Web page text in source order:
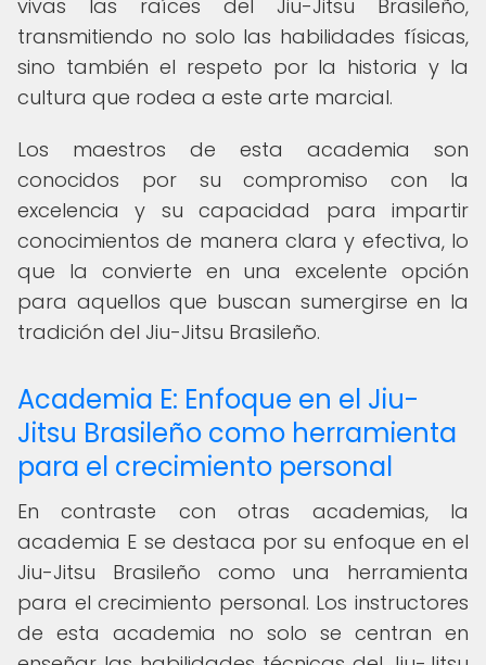
vivas las raíces del Jiu-Jitsu Brasileño,
transmitiendo no solo las habilidades físicas,
sino también el respeto por la historia y la
cultura que rodea a este arte marcial.
Los maestros de esta academia son
conocidos por su compromiso con la
excelencia y su capacidad para impartir
conocimientos de manera clara y efectiva, lo
que la convierte en una excelente opción
para aquellos que buscan sumergirse en la
tradición del Jiu-Jitsu Brasileño.
Academia E: Enfoque en el Jiu-
Jitsu Brasileño como herramienta
para el crecimiento personal
En contraste con otras academias, la
academia E se destaca por su enfoque en el
Jiu-Jitsu Brasileño como una herramienta
para el crecimiento personal. Los instructores
de esta academia no solo se centran en